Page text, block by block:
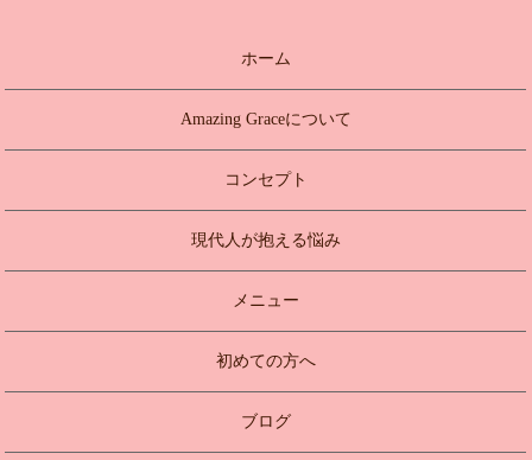
ホーム
Amazing Graceについて
コンセプト
現代人が抱える悩み
メニュー
初めての方へ
ブログ